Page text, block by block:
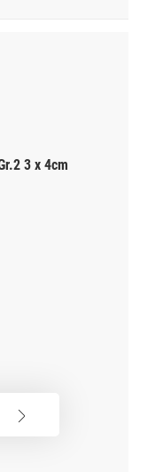
3 x 4cm